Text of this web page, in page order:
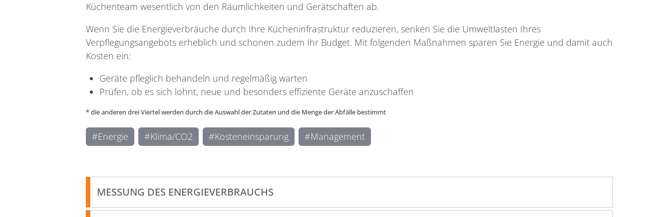
Küchenteam wesentlich von den Räumlichkeiten und Gerätschaften ab.
Wenn Sie die Energieverbräuche durch Ihre Kücheninfrastruktur reduzieren, senken Sie die Umweltlasten Ihres
Verpflegungsangebots erheblich und schonen zudem Ihr Budget. Mit folgenden Maßnahmen sparen Sie Energie und damit auch
Kosten ein:
Geräte pfleglich behandeln und regelmäßig warten
Prüfen, ob es sich lohnt, neue und besonders effiziente Geräte anzuschaffen
* die anderen drei Viertel werden durch die Auswahl der Zutaten und die Menge der Abfälle bestimmt
Energie Klima/CO2 Kosteneinsparung Management
MESSUNG DES ENERGIEVERBRAUCHS